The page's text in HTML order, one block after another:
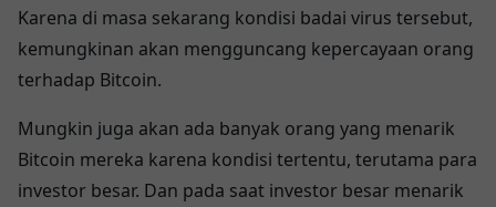
Karena di masa sekarang kondisi badai virus tersebut,
kemungkinan akan mengguncang kepercayaan orang
terhadap Bitcoin.
Mungkin juga akan ada banyak orang yang menarik
Bitcoin mereka karena kondisi tertentu, terutama para
investor besar. Dan pada saat investor besar menarik